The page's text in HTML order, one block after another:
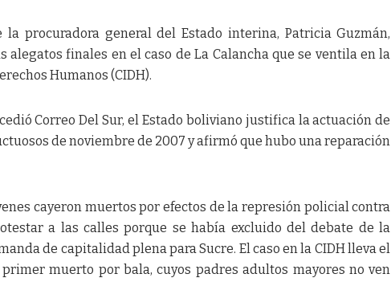
la procuradora general del Estado interina, Patricia Guzmán,
alegatos finales en el caso de La Calancha que se ventila en la
Humanos (CIDH).
Correo Del Sur, el Estado boliviano justifica la actuación de
de noviembre de 2007 y afirmó que hubo una reparación
cayeron muertos por efectos de la represión policial contra
a las calles porque se había excluido del debate de la
de capitalidad plena para Sucre. El caso en la CIDH lleva el
muerto por bala, cuyos padres adultos mayores no ven